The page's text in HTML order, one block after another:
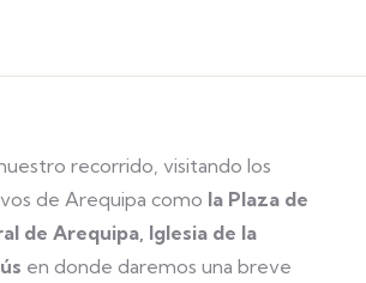
recorrido, visitando los
de Arequipa como la Plaza de
de Arequipa, Iglesia de la
en donde daremos una breve